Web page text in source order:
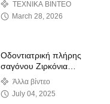
ΤΕΧΝΙΚΑ ΒΙΝΤΕΟ
March 28, 2026
Οδοντιατρική πλήρης
σαγόνου Ζιρκόνια
γέφυρα εμφύτευση
στέμματος Διαφάνεια
αισθητική
Άλλα βίντεο
July 04, 2025